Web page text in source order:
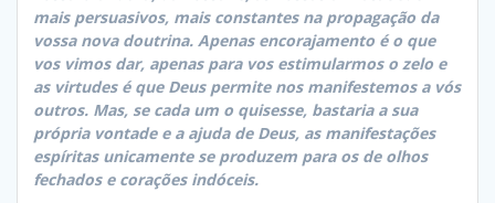
mais persuasivos, mais constantes na propagação da
vossa nova doutrina. Apenas encorajamento é o que
vos vimos dar, apenas para vos estimularmos o zelo e
as virtudes é que Deus permite nos manifestemos a vós
outros. Mas, se cada um o quisesse, bastaria a sua
própria vontade e a ajuda de Deus, as manifestações
espíritas unicamente se produzem para os de olhos
fechados e corações indóceis.